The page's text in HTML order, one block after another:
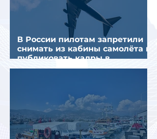
В России пилотам запретили
снимать из кабины самолёта и
публиковать кадры в
интернете